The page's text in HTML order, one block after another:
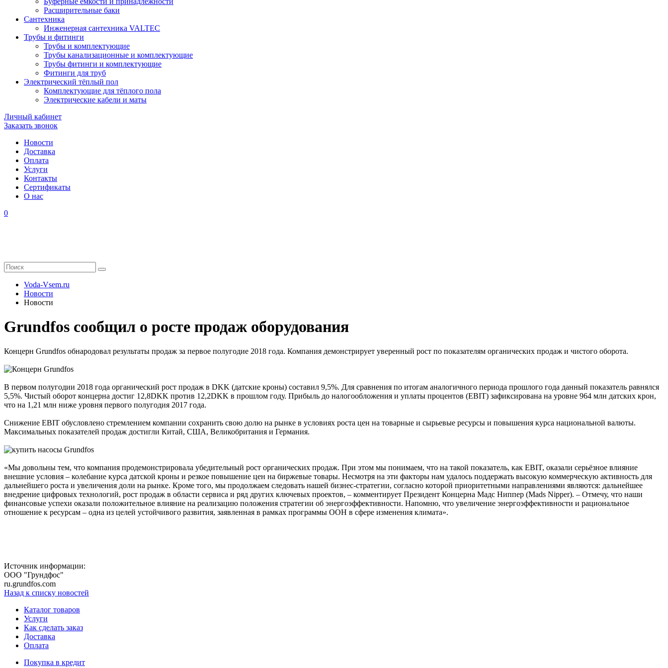
Расширительные баки
Сантехника
Инженерная сантехника VALTEC
Трубы и фитинги
Трубы и комплектующие
Трубы канализационные и комплектующие
Трубы фитинги и комплектующие
Фитинги для труб
Электрический тёплый пол
Комплектующие для тёплого пола
Электрические кабели и маты
Личный кабинет
Заказать звонок
Новости
Доставка
Оплата
Услуги
Контакты
Cертификаты
О нас
0
Voda-Vsem.ru
Новости
Новости
Grundfos сообщил о росте продаж оборудования
Концерн Grundfos обнародовал результаты продаж за первое полугодие 2018 года. Компания демонстрирует уверенный рост по показателям органических продаж и чистого оборота.
В первом полугодии 2018 года органический рост продаж в DKK (датские кроны) составил 9,5%. Для сравнения по итогам аналогичного периода прошлого года данный показатель равнялся
5,5%. Чистый оборот концерна достиг 12,8DKK против 12,2DKK в прошлом году. Прибыль до налогообложения и уплаты процентов (EBIT) зафиксирована на уровне 964 млн датских крон,
что на 1,21 млн ниже уровня первого полугодия 2017 года.
Снижение EBIT обусловлено стремлением компании сохранить свою долю на рынке в условиях роста цен на товарные и сырьевые ресурсы и повышения курса национальной валюты.
Максимальных показателей продаж достигли Китай, США, Великобритания и Германия.
«Мы довольны тем, что компания продемонстрировала убедительный рост органических продаж. При этом мы понимаем, что на такой показатель, как EBIT, оказали серьёзное влияние
внешние условия – колебание курса датской кроны и резкое повышение цен на биржевые товары. Несмотря на эти факторы нам удалось поддержать высокую коммерческую активность для
дальнейшего роста и увеличения доли на рынке. Кроме того, мы продолжаем следовать нашей бизнес-стратегии, согласно которой приоритетными направлениями являются: дальнейшее
внедрение цифровых технологий, рост продаж в области сервиса и ряд других ключевых проектов, – комментирует Президент Концерна Мадс Ниппер (Mads Nipper). – Отмечу, что наши
финансовые успехи оказали положительное влияние на реализацию положения стратегии об энергоэффективности. Напомню, что увеличение энергоэффективности и рациональное
отношение к ресурсам – одна из целей устойчивого развития, заявленная в рамках программы ООН в сфере изменения климата».
Источник информации:
ООО "Грундфос"
ru.grundfos.com
Назад к списку новостей
Каталог товаров
Услуги
Как сделать заказ
Доставка
Оплата
Покупка в кредит